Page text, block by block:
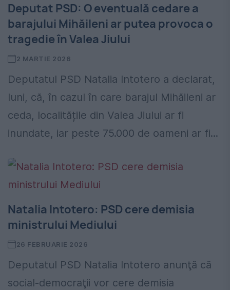
Deputat PSD: O eventuală cedare a
barajului Mihăileni ar putea provoca o
tragedie în Valea Jiului
2 MARTIE 2026
Deputatul PSD Natalia Intotero a declarat,
luni, că, în cazul în care barajul Mihăileni ar
ceda, localitățile din Valea Jiului ar fi
inundate, iar peste 75.000 de oameni ar fi...
Natalia Intotero: PSD cere demisia
ministrului Mediului
26 FEBRUARIE 2026
Deputatul PSD Natalia Intotero anunţă că
social-democraţii vor cere demisia